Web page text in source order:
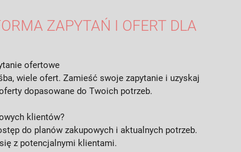
ZAPYTAŃ I OFERT DLA
ofertowe
wiele ofert. Zamieść swoje zapytanie i uzyskaj
dopasowane do Twoich potrzeb.
klientów?
do planów zakupowych i aktualnych potrzeb.
z potencjalnymi klientami.